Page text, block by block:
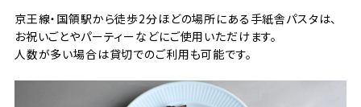
京王線・国領駅から徒歩2分ほどの場所にある手紙舎パスタは、
お祝いごとやパーティーなどにご使用いただけます。
人数が多い場合は貸切でのご利用も可能です。